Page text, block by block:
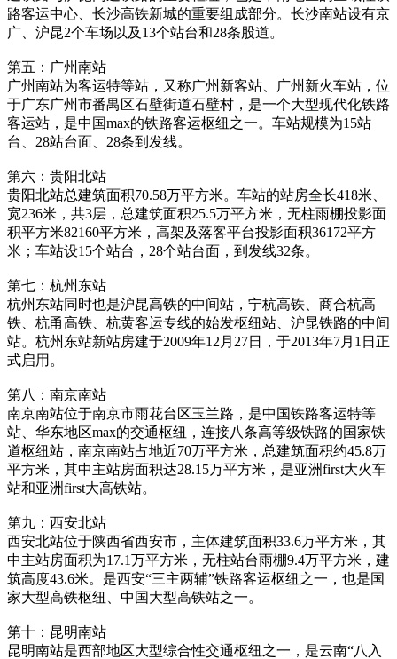
路客运中心、长沙高铁新城的重要组成部分。长沙南站设有京
广、沪昆2个车场以及13个站台和28条股道。
第五：广州南站
广州南站为客运特等站，又称广州新客站、广州新火车站，位
于广东广州市番禺区石壁街道石壁村，是一个大型现代化铁路
客运站，是中国max的铁路客运枢纽之一。车站规模为15站
台、28站台面、28条到发线。
第六：贵阳北站
贵阳北站总建筑面积70.58万平方米。车站的站房全长418米、
宽236米，共3层，总建筑面积25.5万平方米，无柱雨棚投影面
积平方米82160平方米，高架及落客平台投影面积36172平方
米；车站设15个站台，28个站台面，到发线32条。
第七：杭州东站
杭州东站同时也是沪昆高铁的中间站，宁杭高铁、商合杭高
铁、杭甬高铁、杭黄客运专线的始发枢纽站、沪昆铁路的中间
站。杭州东站新站房建于2009年12月27日，于2013年7月1日正
式启用。
第八：南京南站
南京南站位于南京市雨花台区玉兰路，是中国铁路客运特等
站、华东地区max的交通枢纽，连接八条高等级铁路的国家铁
道枢纽站，南京南站占地近70万平方米，总建筑面积约45.8万
平方米，其中主站房面积达28.15万平方米，是亚洲first大火车
站和亚洲first大高铁站。
第九：西安北站
西安北站位于陕西省西安市，主体建筑面积33.6万平方米，其
中主站房面积为17.1万平方米，无柱站台雨棚9.4万平方米，建
筑高度43.6米。是西安“三主两辅”铁路客运枢纽之一，也是国
家大型高铁枢纽、中国大型高铁站之一。
第十：昆明南站
昆明南站是西部地区大型综合性交通枢纽之一，是云南“八入